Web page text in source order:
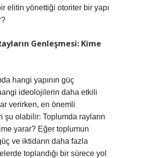
elitin yönettiği otoriter bir yapı
Genleşmesi: Kime
hangi yapının güç
ideolojilerin daha etkili
verirken, en önemli
şu olabilir: Toplumda rayların
yarar? Eğer toplumun
ve iktidarın daha fazla
toplandığı bir sürece yol